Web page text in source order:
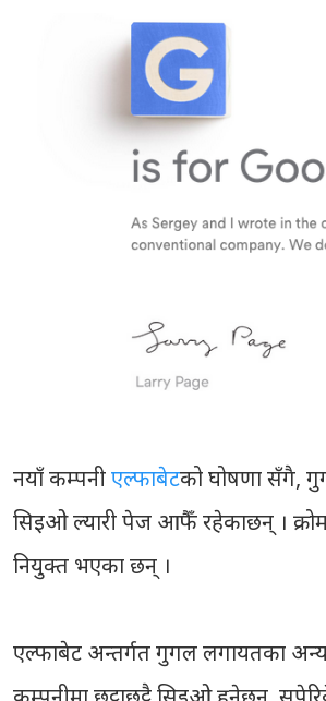
नयाँ कम्पनीएल्फाबेटको घोषणा सँगै,
सिइओ ल्यारी पेज आफैँ रहेकाछन् ।
नियुक्त भएका छन् ।
एल्फाबेट अन्तर्गत गुगल लगायतका